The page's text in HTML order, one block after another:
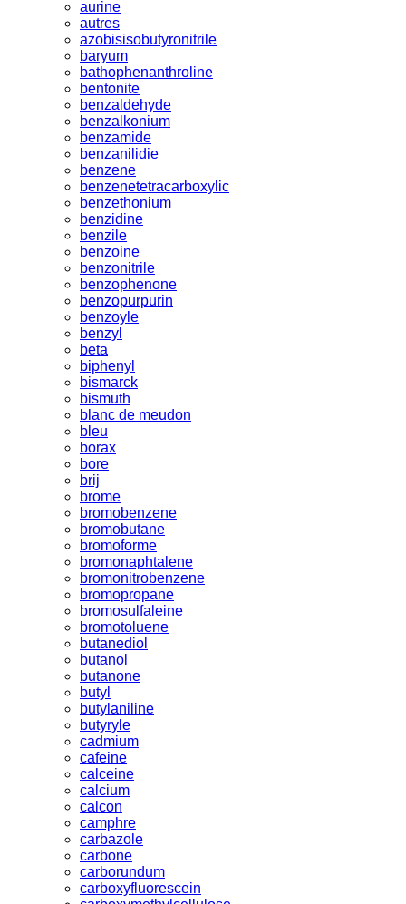
aurine
autres
azobisisobutyronitrile
baryum
bathophenanthroline
bentonite
benzaldehyde
benzalkonium
benzamide
benzanilidie
benzene
benzenetetracarboxylic
benzethonium
benzidine
benzile
benzoine
benzonitrile
benzophenone
benzopurpurin
benzoyle
benzyl
beta
biphenyl
bismarck
bismuth
blanc de meudon
bleu
borax
bore
brij
brome
bromobenzene
bromobutane
bromoforme
bromonaphtalene
bromonitrobenzene
bromopropane
bromosulfaleine
bromotoluene
butanediol
butanol
butanone
butyl
butylaniline
butyryle
cadmium
cafeine
calceine
calcium
calcon
camphre
carbazole
carbone
carborundum
carboxyfluorescein